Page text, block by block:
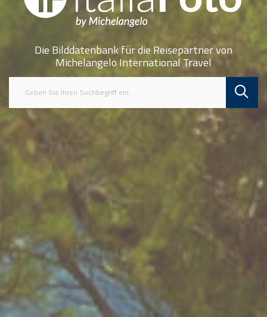
Die Bilddatenbank für die Reisepartner von
Michelangelo International Travel